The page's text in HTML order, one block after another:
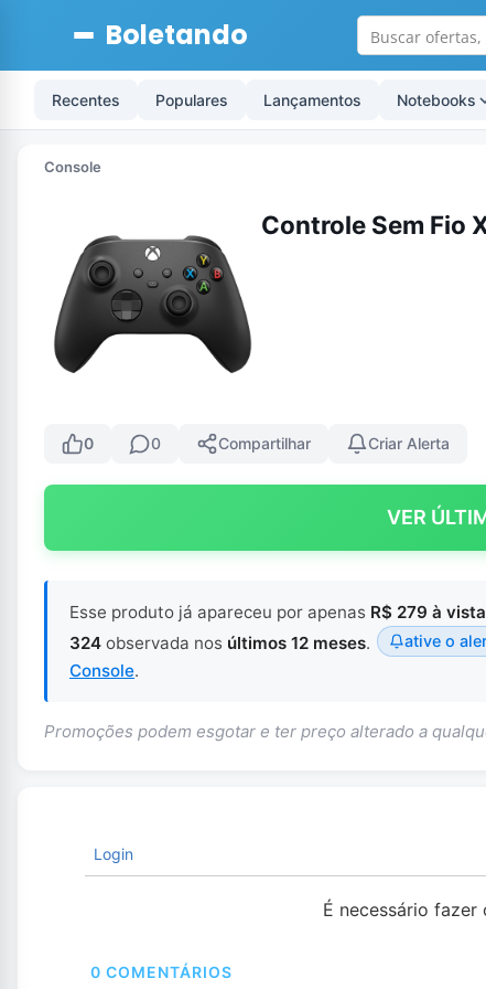
Boletando
Recentes Populares Lançamentos Notebooks
Console
Controle Sem Fio
0 0 Compartilhar Criar Alerta
VER
Esse produto já apareceu por apenas R$ 279 à vista
324 observada nos últimos 12 meses. ative o
Console.
Promoções podem esgotar e ter preço alterado a
Login
É necessário
0 COMENTÁRIOS